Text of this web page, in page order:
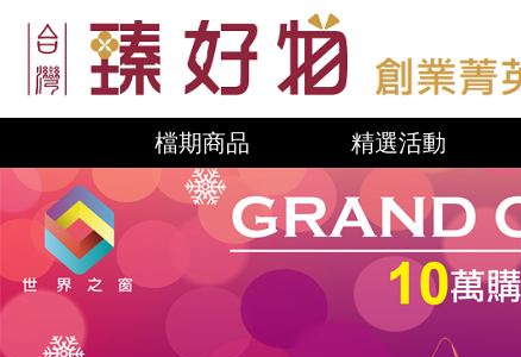
檔期商品 精選活動